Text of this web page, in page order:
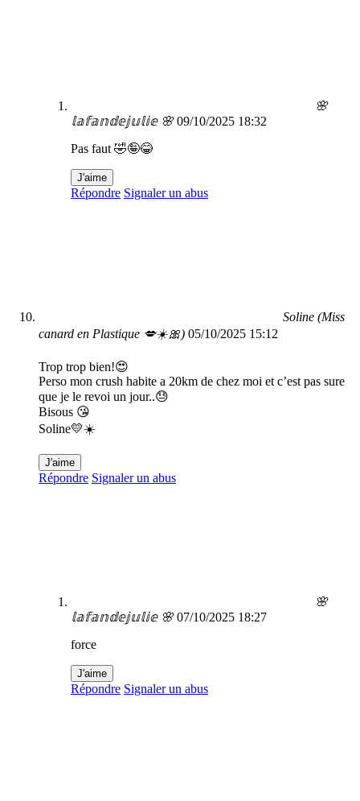
🌸
𝕝𝕒𝕗𝕒𝕟𝕕𝕖𝕛𝕦𝕝𝕚𝕖 🌸 09/10/2025 18:32
Pas faut 🤣🤪😂
J'aime
Répondre Signaler un abus
Soline (Miss
canard en Plastique 💋☀️🎀) 05/10/2025 15:12
Trop trop bien!😍
Perso mon crush habite a 20km de chez moi et c’est pas sure
que je le revoi un jour..😓
Bisous 😘
Soline💛☀️
J'aime
Répondre Signaler un abus
🌸
𝕝𝕒𝕗𝕒𝕟𝕕𝕖𝕛𝕦𝕝𝕚𝕖 🌸 07/10/2025 18:27
force
J'aime
Répondre Signaler un abus